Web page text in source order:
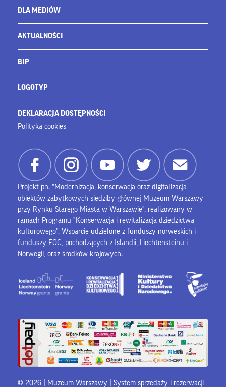
DLA MEDIÓW
AKTUALNOŚCI
BIP
LOGOTYP
DEKLARACJA DOSTĘPNOŚCI
Polityka cookies
Projekt pn. "Modernizacja, konserwacja oraz digitalizacja
obiektów zabytkowych siedziby głównej Muzeum Warszawy
przy Rynku Starego Miasta w Warszawie", realizowany w
ramach Programu "Konserwacja i rewitalizacja dziedzictwa
kulturowego". Wsparcie udzielone z funduszy norweskich i
funduszy EOG, pochodzących z Islandii, Liechtensteinu i
Norwegii, oraz środków krajowych.
© 2026 | Muzeum Warszawy | System sprzedaży i rezerwacji